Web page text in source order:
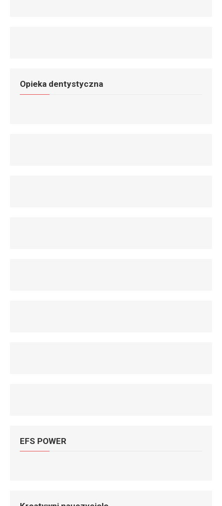
Opieka dentystyczna
EFS POWER